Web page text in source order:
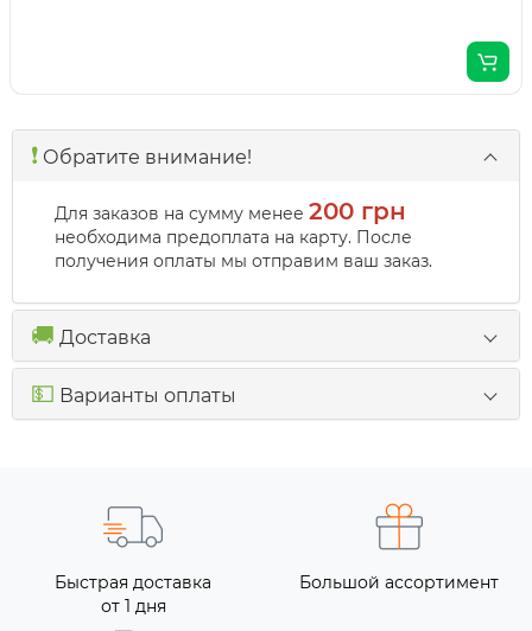
❗️ Обратите внимание!
Для заказов на сумму менее 200 грн
необходима предоплата на карту. После
получения оплаты мы отправим ваш заказ.
🚚 Доставка
💵 Варианты оплаты
Быстрая доставка
от 1 дня
Большой ассортимент